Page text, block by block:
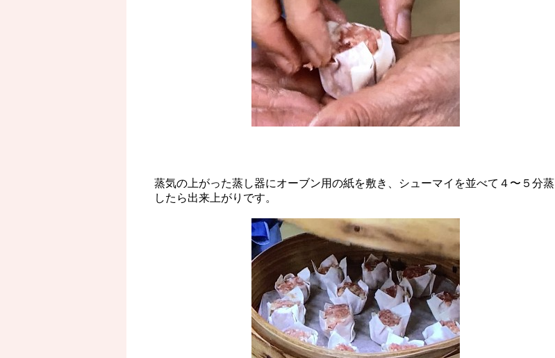
蒸気の上がった蒸し器にオーブン用の紙を敷き、シューマイを並べて４〜５分蒸
したら出来上がりです。